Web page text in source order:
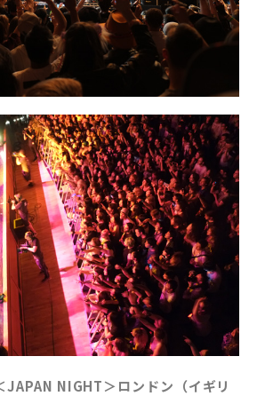
NIGHT＞ロンドン（イギリ